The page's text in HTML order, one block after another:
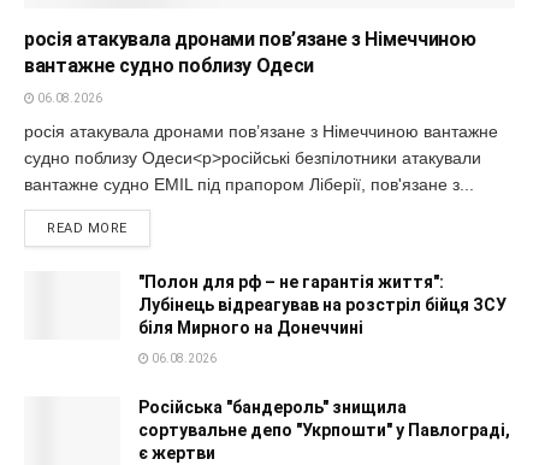
росія атакувала дронами пов’язане з Німеччиною
вантажне судно поблизу Одеси
06.08.2026
росія атакувала дронами пов’язане з Німеччиною вантажне
судно поблизу Одеси<p>російські безпілотники атакували
вантажне судно EMIL під прапором Ліберії, пов'язане з...
READ MORE
"Полон для рф – не гарантія життя":
Лубінець відреагував на розстріл бійця ЗСУ
біля Мирного на Донеччині
06.08.2026
Російська "бандероль" знищила
сортувальне депо "Укрпошти" у Павлограді,
є жертви